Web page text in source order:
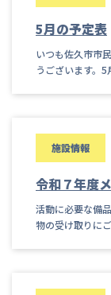
5月の予定表
いつも佐久市市
うございます。
施設情報
令和７年度
活動に必要な備
物の受け取りに